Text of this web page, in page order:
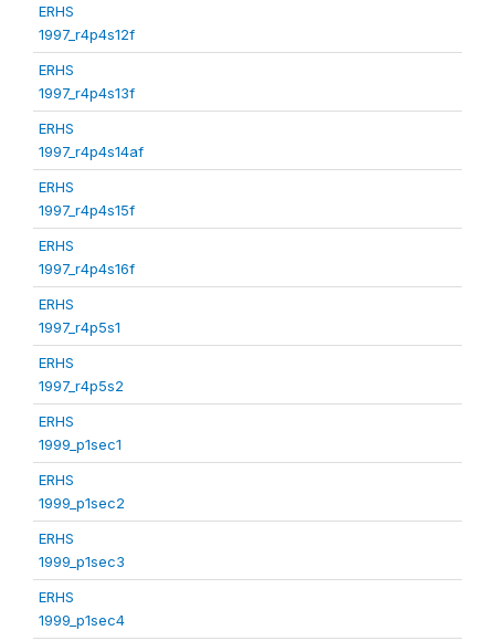
ERHS
1997_r4p4s12f
ERHS
1997_r4p4s13f
ERHS
1997_r4p4s14af
ERHS
1997_r4p4s15f
ERHS
1997_r4p4s16f
ERHS
1997_r4p5s1
ERHS
1997_r4p5s2
ERHS
1999_p1sec1
ERHS
1999_p1sec2
ERHS
1999_p1sec3
ERHS
1999_p1sec4